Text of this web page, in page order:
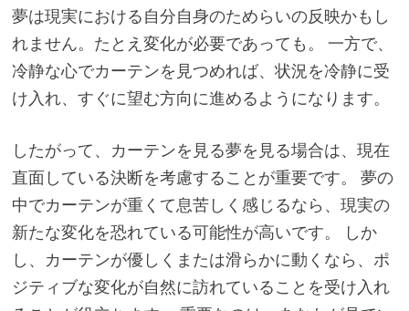
夢は現実における自分自身のためらいの反映かもし
れません。たとえ変化が必要であっても。 一方で、
冷静な心でカーテンを見つめれば、状況を冷静に受
け入れ、すぐに望む方向に進めるようになります。
したがって、カーテンを見る夢を見る場合は、現在
直面している決断を考慮することが重要です。 夢の
中でカーテンが重くて息苦しく感じるなら、現実の
新たな変化を恐れている可能性が高いです。 しか
し、カーテンが優しくまたは滑らかに動くなら、ポ
ジティブな変化が自然に訪れていることを受け入れ